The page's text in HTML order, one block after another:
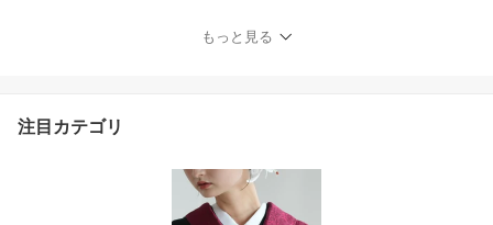
ッシュの染分け梅つばき
（フリーサイズ）】国産
もっと見る
注目カテゴリ